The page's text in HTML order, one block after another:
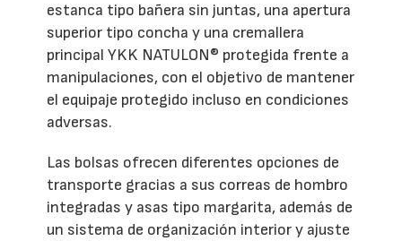
estanca tipo bañera sin juntas, una apertura
superior tipo concha y una cremallera
principal YKK NATULON® protegida frente a
manipulaciones, con el objetivo de mantener
el equipaje protegido incluso en condiciones
adversas.
Las bolsas ofrecen diferentes opciones de
transporte gracias a sus correas de hombro
integradas y asas tipo margarita, además de
un sistema de organización interior y ajuste